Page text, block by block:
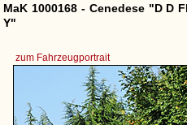
MaK 1000168 - Cenedese "D D
Y"
zum Fahrzeugportrait